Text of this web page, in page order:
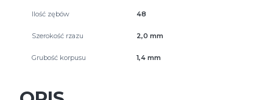
Ilość zębów 48
Szerokość rzazu 2,0 mm
Grubość korpusu 1,4 mm